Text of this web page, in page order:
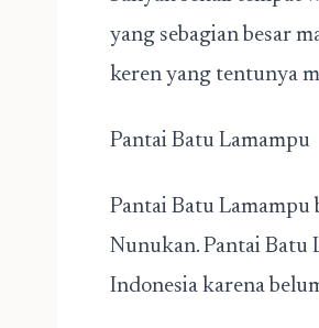
yang sebagian besar
keren yang tentunya
Pantai Batu Lamampu
Pantai Batu Lamampu
Nunukan. Pantai Batu
Indonesia karena